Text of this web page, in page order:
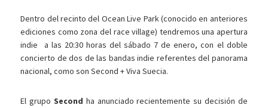
Dentro del recinto del Ocean Live Park (conocido en anteriores
ediciones como zona del race village) tendremos una apertura
indie a las 20:30 horas del sábado 7 de enero, con el doble
concierto de dos de las bandas indie referentes del panorama
nacional, como son Second + Viva Suecia.
El grupo Second ha anunciado recientemente su decisión de